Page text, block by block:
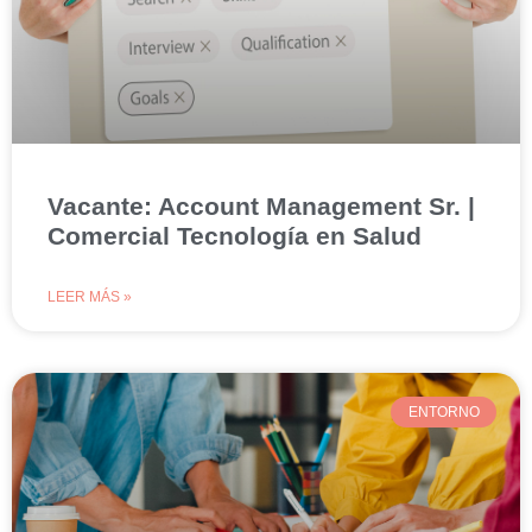
Vacante: Account Management Sr. |
Comercial Tecnología en Salud
LEER MÁS »
ENTORNO